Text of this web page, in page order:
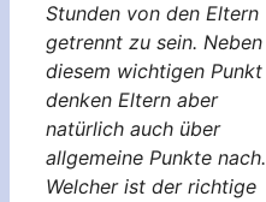
Stunden von den Eltern
getrennt zu sein. Neben
diesem wichtigen Punkt
denken Eltern aber
natürlich auch über
allgemeine Punkte nach.
Welcher ist der richtige